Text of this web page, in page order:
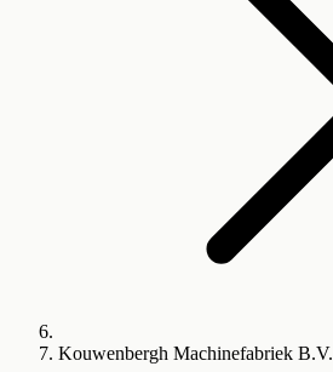
Kouwenbergh Machinefabriek B.V.